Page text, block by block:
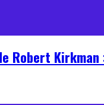
Robert